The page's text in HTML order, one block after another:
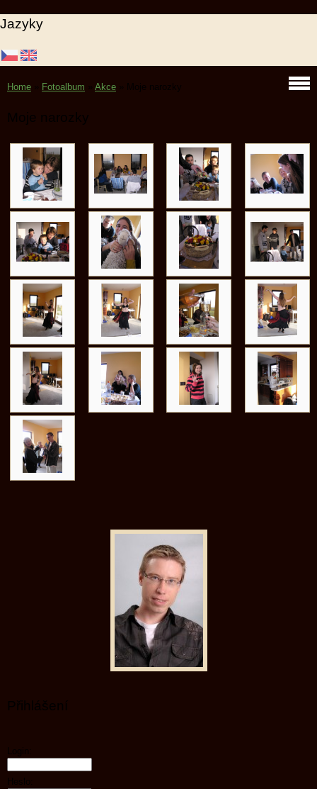
Jazyky
Home Fotoalbum Akce Moje narozky
Moje narozky
Přihlášení
Login:
Heslo: